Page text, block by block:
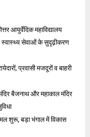
आयुर्वेदिक महाविद्यालय
स्वास्थ्य सेवाओं के सुदृढ़ीकरण
प्रवासी मजदूरों व बाहरी
बैजनाथ और महाकाल मंदिर
शुरू, बड़ा भंगाल में विकास